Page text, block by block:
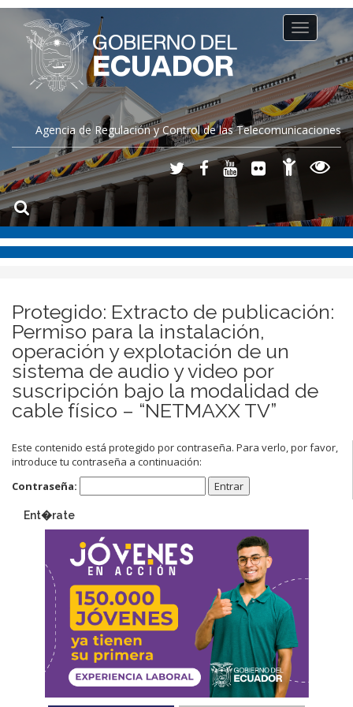
Agencia de Regulación y Control de las Telecomunicaciones
Toggle
navigation
Protegido: Extracto de publicación:
Permiso para la instalación,
operación y explotación de un
sistema de audio y video por
suscripción bajo la modalidad de
cable físico – “NETMAXX TV”
Este contenido está protegido por contraseña. Para verlo, por favor,
introduce tu contraseña a continuación:
Contraseña:
Ent�rate